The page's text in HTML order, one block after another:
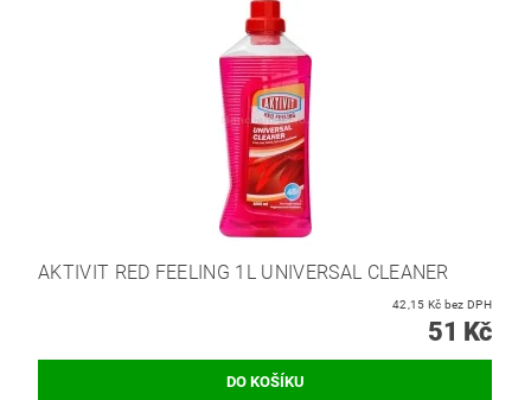
AKTIVIT RED FEELING 1L UNIVERSAL CLEANER
42,15 Kč bez DPH
51 Kč